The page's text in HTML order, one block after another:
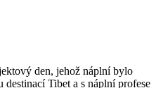
den, jehož náplní bylo
Tibet a s náplní profese